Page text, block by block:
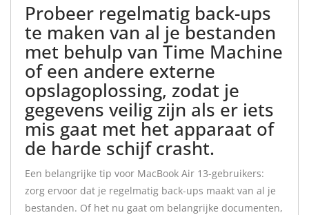
Probeer regelmatig back-ups
te maken van al je bestanden
met behulp van Time Machine
of een andere externe
opslagoplossing, zodat je
gegevens veilig zijn als er iets
mis gaat met het apparaat of
de harde schijf crasht.
Een belangrijke tip voor MacBook Air 13-gebruikers:
zorg ervoor dat je regelmatig back-ups maakt van al je
bestanden. Of het nu gaat om belangrijke documenten,